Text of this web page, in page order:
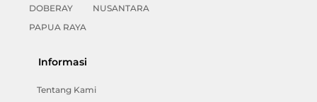
DOBERAY
PAPUA RAYA
NUSANTARA
Informasi
Tentang Kami